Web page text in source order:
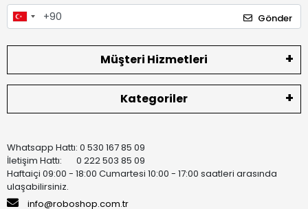
Gönder
Müşteri Hizmetleri
Kategoriler
Whatsapp Hattı: 0 530 167 85 09
İletişim Hattı: 0 222 503 85 09
Haftaiçi 09:00 - 18:00 Cumartesi 10:00 - 17:00 saatleri arasında
ulaşabilirsiniz.
info@roboshop.com.tr